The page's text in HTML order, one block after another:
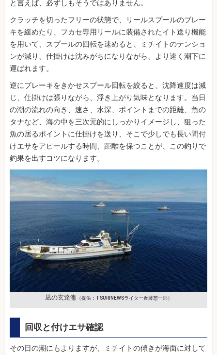
と言えば、必ずしもそうではありません。
クラッチを切ったフリーの状態で、リールスプールのブレー
キを緩めたり、フカセ専用リールに装備されたイト送り機能
を用いて、スプールの回転を速めると、ミチイトのテンショ
ンが減り、仕掛けは沈みがちになりながら、より速く潮下に
運ばれます。
逆にブレーキをきかせスプール回転を絞ると、沈降速度は減
じ、仕掛けは張りながら、浮き上がり気味となります。当日
の潮の流れの向き、速さ、水深、ポイントまでの距離、魚の
タナなど、海の中を三次元的にしっかりイメージし、狙った
魚の居るポイントに仕掛けを送り、そこで少しでも長い間付
けエサをアピールする時間、距離を保つことが、この釣りで
釣果を出すコツになります。
凪の玄達瀬 （提供：TSURINEWSライター近藤惣一郎）
回収と付けエサ確認
その日の潮にもよりますが、ミチイトの傾きが海面に対して